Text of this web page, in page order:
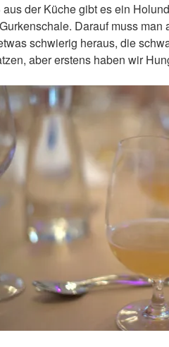
der Küche gibt es ein
Darauf muss
schwierig heraus, die
aber erstens haben wir